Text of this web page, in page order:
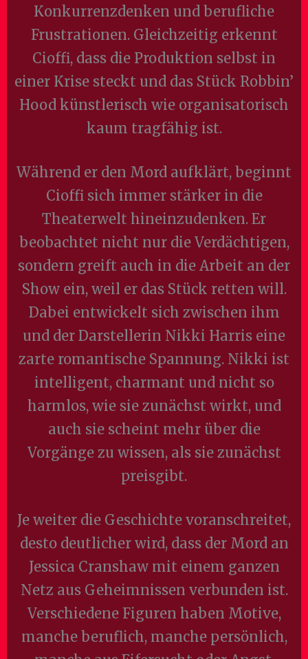
Konkurrenzdenken und berufliche
Frustrationen. Gleichzeitig erkennt
Cioffi, dass die Produktion selbst in
einer Krise steckt und das Stück Robbin’
Hood künstlerisch wie organisatorisch
kaum tragfähig ist.
Während er den Mord aufklärt, beginnt
Cioffi sich immer stärker in die
Theaterwelt hineinzudenken. Er
beobachtet nicht nur die Verdächtigen,
sondern greift auch in die Arbeit an der
Show ein, weil er das Stück retten will.
Dabei entwickelt sich zwischen ihm
und der Darstellerin Nikki Harris eine
zarte romantische Spannung. Nikki ist
intelligent, charmant und nicht so
harmlos, wie sie zunächst wirkt, und
auch sie scheint mehr über die
Vorgänge zu wissen, als sie zunächst
preisgibt.
Je weiter die Geschichte voranschreitet,
desto deutlicher wird, dass der Mord an
Jessica Cranshaw mit einem ganzen
Netz aus Geheimnissen verbunden ist.
Verschiedene Figuren haben Motive,
manche beruflich, manche persönlich,